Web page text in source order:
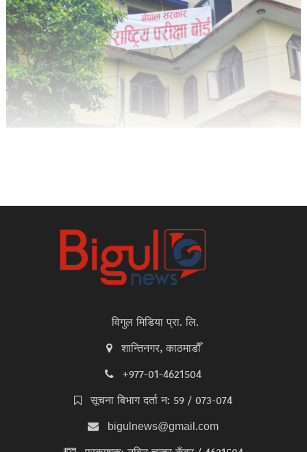
विगुल मिडिया प्रा. लि.
शान्तिनगर, काठमाडौँ
+977-01-4621504
सूचना बिभाग दर्ता न: 59 / 073-074
bigulnews@gmail.com